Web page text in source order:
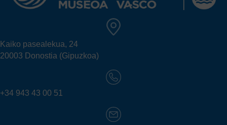
Kaiko pasealekua, 24
20003 Donostia (Gipuzkoa)
+34 943 43 00 51